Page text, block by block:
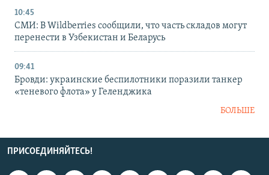
10:45
СМИ: В Wildberries сообщили, что часть складов могут
перенести в Узбекистан и Беларусь
09:41
Бровди: украинские беспилотники поразили танкер
«теневого флота» у Геленджика
БОЛЬШЕ
ПРИСОЕДИНЯЙТЕСЬ!